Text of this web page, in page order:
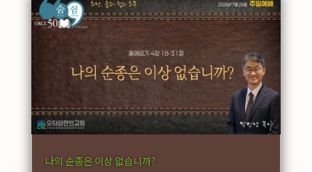
나의 순종은 이상 없습니까?